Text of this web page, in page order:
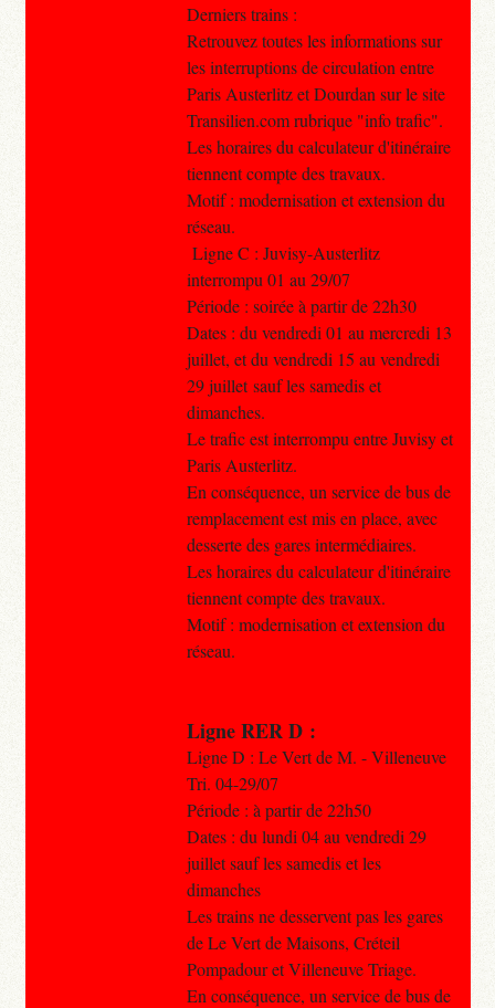
Derniers trains :
Retrouvez toutes les informations sur
les interruptions de circulation entre
Paris Austerlitz et Dourdan sur le site
Transilien.com rubrique "info trafic".
Les horaires du calculateur d'itinéraire
tiennent compte des travaux.
Motif : modernisation et extension du
réseau.
Ligne C : Juvisy-Austerlitz
interrompu 01 au 29/07
Période : soirée à partir de 22h30
Dates : du vendredi 01 au mercredi 13
juillet, et du vendredi 15 au vendredi
29 juillet sauf les samedis et
dimanches.
Le trafic est interrompu entre Juvisy et
Paris Austerlitz.
En conséquence, un service de bus de
remplacement est mis en place, avec
desserte des gares intermédiaires.
Les horaires du calculateur d'itinéraire
tiennent compte des travaux.
Motif : modernisation et extension du
réseau.
Ligne RER D :
Ligne D : Le Vert de M. - Villeneuve
Tri. 04-29/07
Période : à partir de 22h50
Dates : du lundi 04 au vendredi 29
juillet sauf les samedis et les
dimanches
Les trains ne desservent pas les gares
de Le Vert de Maisons, Créteil
Pompadour et Villeneuve Triage.
En conséquence, un service de bus de